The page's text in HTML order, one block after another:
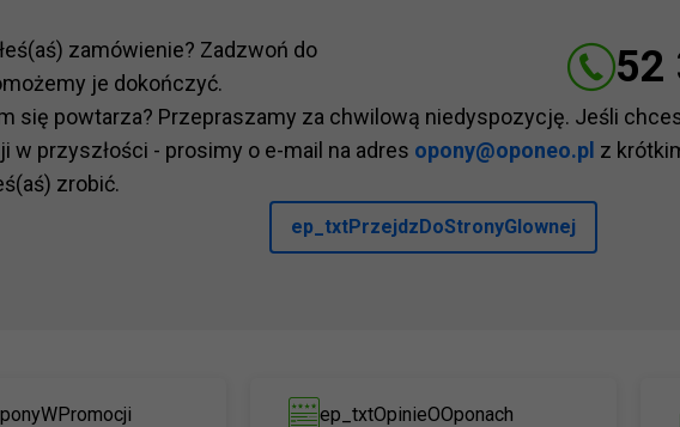
zamówienie? Zadzwoń do
je dokończyć.
52
się powtarza? Przepraszamy za chwilową niedyspozycję. Jeśli
w przyszłości - prosimy o e-mail na adres opony@oponeo.pl z
zrobić.
ep_txtPrzejdzDoStronyGlownej
ep_txtOpinieOOponach